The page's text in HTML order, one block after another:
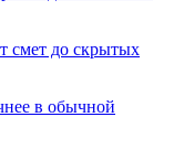
смет до скрытых
в обычной